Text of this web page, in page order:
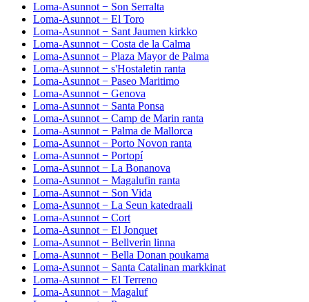
Loma-Asunnot − Son Serralta
Loma-Asunnot − El Toro
Loma-Asunnot − Sant Jaumen kirkko
Loma-Asunnot − Costa de la Calma
Loma-Asunnot − Plaza Mayor de Palma
Loma-Asunnot − s'Hostaletin ranta
Loma-Asunnot − Paseo Maritimo
Loma-Asunnot − Genova
Loma-Asunnot − Santa Ponsa
Loma-Asunnot − Camp de Marin ranta
Loma-Asunnot − Palma de Mallorca
Loma-Asunnot − Porto Novon ranta
Loma-Asunnot − Portopí
Loma-Asunnot − La Bonanova
Loma-Asunnot − Magalufin ranta
Loma-Asunnot − Son Vida
Loma-Asunnot − La Seun katedraali
Loma-Asunnot − Cort
Loma-Asunnot − El Jonquet
Loma-Asunnot − Bellverin linna
Loma-Asunnot − Bella Donan poukama
Loma-Asunnot − Santa Catalinan markkinat
Loma-Asunnot − El Terreno
Loma-Asunnot − Magaluf